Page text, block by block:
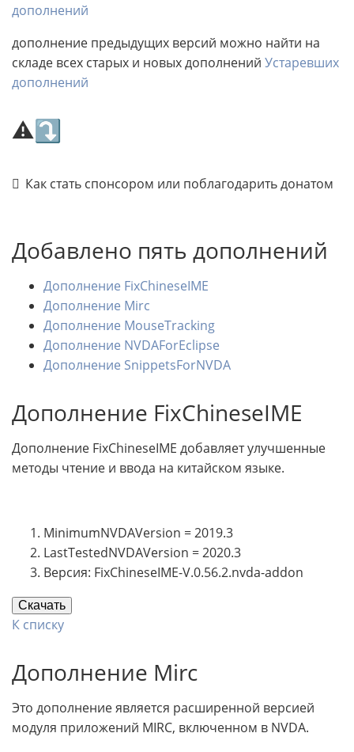
дополнений
дополнение предыдущих версий можно найти на
складе всех старых и новых дополнений Устаревших
дополнений
⚠⤵
Как стать спонсором или поблагодарить донатом
Добавлено пять дополнений
Дополнение FixChineseIME
Дополнение Mirc
Дополнение MouseTracking
Дополнение NVDAForEclipse
Дополнение SnippetsForNVDA
Дополнение FixChineseIME
Дополнение FixChineseIME добавляет улучшенные
методы чтение и ввода на китайском языке.
MinimumNVDAVersion = 2019.3
LastTestedNVDAVersion = 2020.3
Версия: FixChineseIME-V.0.56.2.nvda-addon
Скачать
К списку
Дополнение Mirc
Это дополнение является расширенной версией
модуля приложений MIRC, включенном в NVDA.